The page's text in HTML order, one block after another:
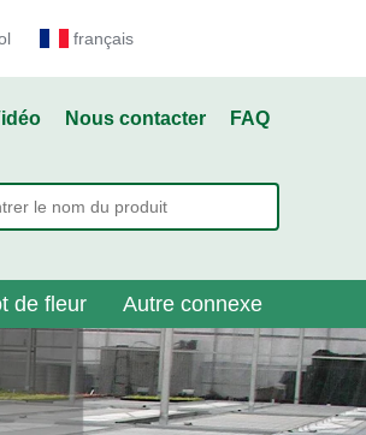
français
Nous contacter FAQ
de fleur Autre connexe